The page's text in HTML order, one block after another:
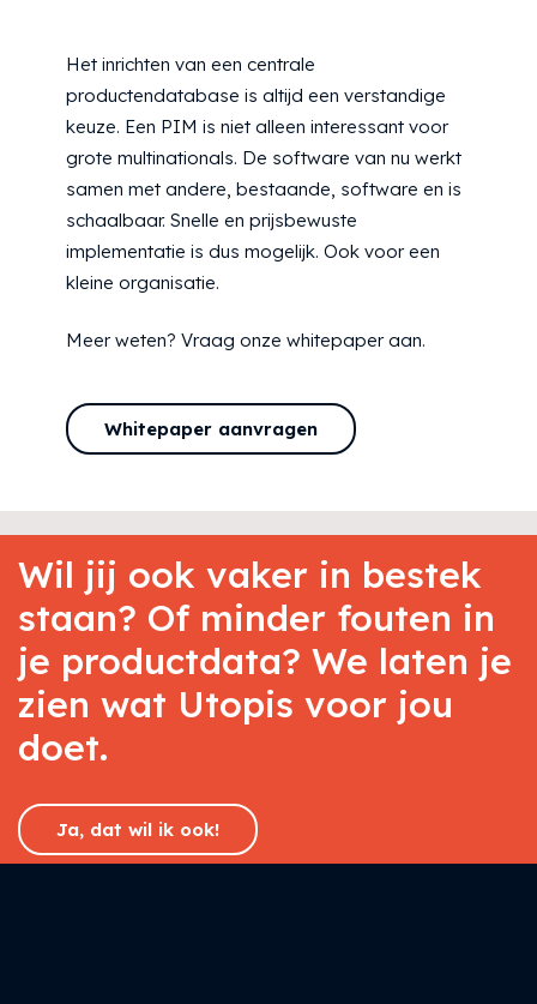
Het inrichten van een centrale
productendatabase is altijd een verstandige
keuze. Een PIM is niet alleen interessant voor
grote multinationals. De software van nu werkt
samen met andere, bestaande, software en is
schaalbaar. Snelle en prijsbewuste
implementatie is dus mogelijk. Ook voor een
kleine organisatie.
Meer weten? Vraag onze whitepaper aan.
Whitepaper aanvragen
Wil jij ook vaker in bestek
staan? Of minder fouten in
je productdata? We laten je
zien wat Utopis voor jou
doet.
Ja, dat wil ik ook!